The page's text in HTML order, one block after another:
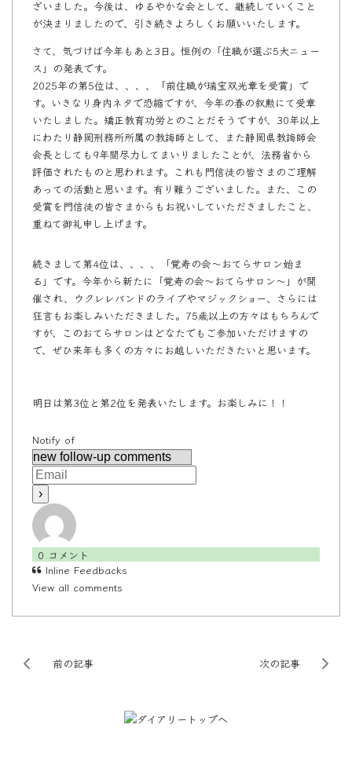
ざいました。今後は、ゆるやかな会として、継続していくこと
が決まりましたので、引き続きよろしくお願いいたします。
さて、気づけば今年もあと3日。恒例の「住職が選ぶ5大ニュー
ス」の発表です。
2025年の第5位は、、、、「前住職が瑞宝双光章を受賞」で
す。いきなり身内ネタで恐縮ですが、今年の春の叙勲にて受章
いたしました。矯正教育功労とのことだそうですが、30年以上
にわたり静岡刑務所所属の教誨師として、また静岡県教誨師会
会長としても9年間尽力してまいりましたことが、法務省から
評価されたものと思われます。これも門信徒の皆さまのご理解
あっての活動と思います。有り難うございました。また、この
受賞を門信徒の皆さまからもお祝いしていただきましたこと、
重ねて御礼申し上げます。
続きまして第4位は、、、、「覚寿の会〜おてらサロン始ま
る」です。今年から新たに「覚寿の会〜おてらサロン〜」が開
催され、ウクレレバンドのライブやマジックショー、さらには
狂言もお楽しみいただきました。75歳以上の方々はもちろんで
すが、このおてらサロンはどなたでもご参加いただけますの
で、ぜひ来年も多くの方々にお越しいただきたいと思います。
明日は第3位と第2位を発表いたします。お楽しみに！！
Notify of
0 コメント
Inline Feedbacks
View all comments
前の記事 次の記事